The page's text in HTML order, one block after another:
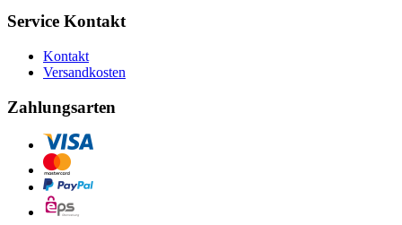
Service Kontakt
Kontakt
Versandkosten
Zahlungsarten